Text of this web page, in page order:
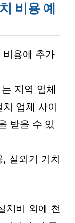
비용 예
비용에 추가
지역 업체
업체 사이
받을 수 있
실외기 거치
치비 외에 천